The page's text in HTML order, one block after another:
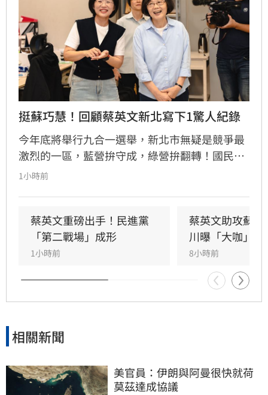
挺蘇巧慧！回顧蔡英文新北寫下1驚人紀錄
今年底將舉行九合一選舉，新北市無疑是競爭最
激烈的一區，藍營拚守成，綠營拚翻轉！國民黨
參選人李四川與民進黨參選人蘇巧慧民調更是呈
主委時，蔡英文一口就答應。完成兩屆總統任期
的蔡英文，除了挾帶超高人氣之外，新北更是她
的「政壇起家厝」，三度在此橫掃百萬票，有望
1小時前
蔡英文重磅出手！民進黨
「第二戰場」成形
1小時前
蔡英文助攻蘇
川曝「大咖」應
8小時前
相關新聞
美官員：伊朗與阿曼很快就荷
莫茲達成協議